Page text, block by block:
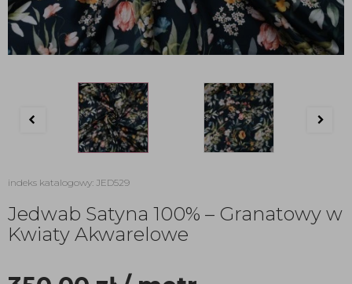
indeks katalogowy: JED529
Jedwab Satyna 100% – Granatowy w
Kwiaty Akwarelowe